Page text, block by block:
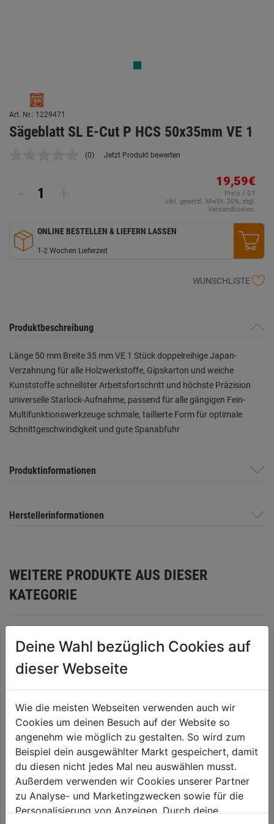
Art. Nr.: 1229471
Sägeblatt SL E-Cut P HCS 50x35mm VE 1
Kein
(0) Jetzt Produkt bewerten
19,59€
Preis / ST
inkl. gesetzl. MwSt. 20%, zzgl.
Versandkosten.
ONLINE BESTELLEN & LIEFERN LASSEN
1-2 Wochen Lieferzeit
WUNSCHLISTE
Produktbeschreibung
Länge 50 mm Breite 35 mm VE 1 Stück doppelreihige Japan-
Verzahnung für alle Holzwerkstoffe, Gipskarton und weiche
Kunststoffe schnellster Arbeitsfortschritt und höchste Präzision
universelle Starlock-Aufnahme, passend für alle gängigen Fein-
Multifunktionswerkzeuge schmale, taillierte Form für optimale
Schnittgeschwindigkeit und gute Spanabfuhr
Produktinformationen
Herstellerinformationen
WEITERE PRODUKTE AUS DIESER
KATEGORIE
Zubehörset 102 tlg. für Multi-
tool POWE80060
0.0 (0)
0.0
Sägeblatt Starlock BiM
44x43mm VE1
0.0 (0)
0.0
Deine Wahl bezüglich Cookies auf
dieser Webseite
Wie die meisten Webseiten verwenden auch wir
Cookies um deinen Besuch auf der Website so
angenehm wie möglich zu gestalten. So wird zum
Beispiel dein ausgewählter Markt gespeichert, damit
du diesen nicht jedes Mal neu auswählen musst.
Außerdem verwenden wir Cookies unserer Partner
zu Analyse- und Marketingzwecken sowie für die
Personalisierung von Anzeigen. Durch deine